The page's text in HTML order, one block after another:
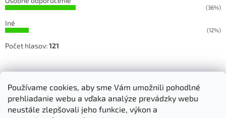
Používame cookies, aby sme Vám umožnili pohodlné
prehliadanie webu a vďaka analýze prevádzky webu
neustále zlepšovali jeho funkcie, výkon a
(36%)
Iné
(12%)
Počet hlasov:121